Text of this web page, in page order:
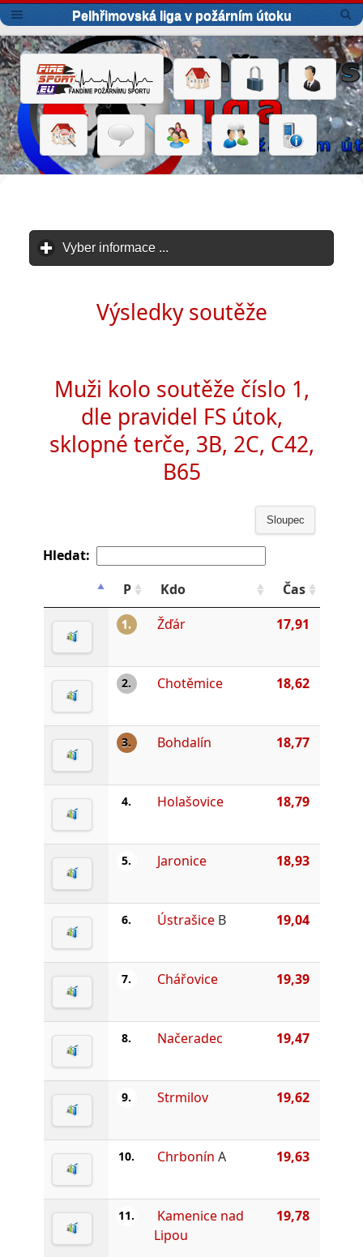
Pelhřimovská liga v požárním útoku
Vyber informace ...
Výsledky soutěže
Muži kolo soutěže číslo 1,
dle pravidel FS útok,
sklopné terče, 3B, 2C, C42,
B65
Sloupec
Hledat:
P
Kdo Čas
1. Žďár 17,91
2. Chotěmice 18,62
3. Bohdalín 18,77
4. Holašovice 18,79
5. Jaronice 18,93
6. ÚstrašiceB 19,04
7. Chářovice 19,39
8. Načeradec 19,47
9. Strmilov 19,62
10. Chrbonín A 19,63
11.
Kamenice nad
Lipou
19,78